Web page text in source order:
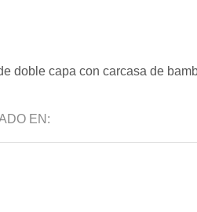
doble capa con carcasa de
EN: